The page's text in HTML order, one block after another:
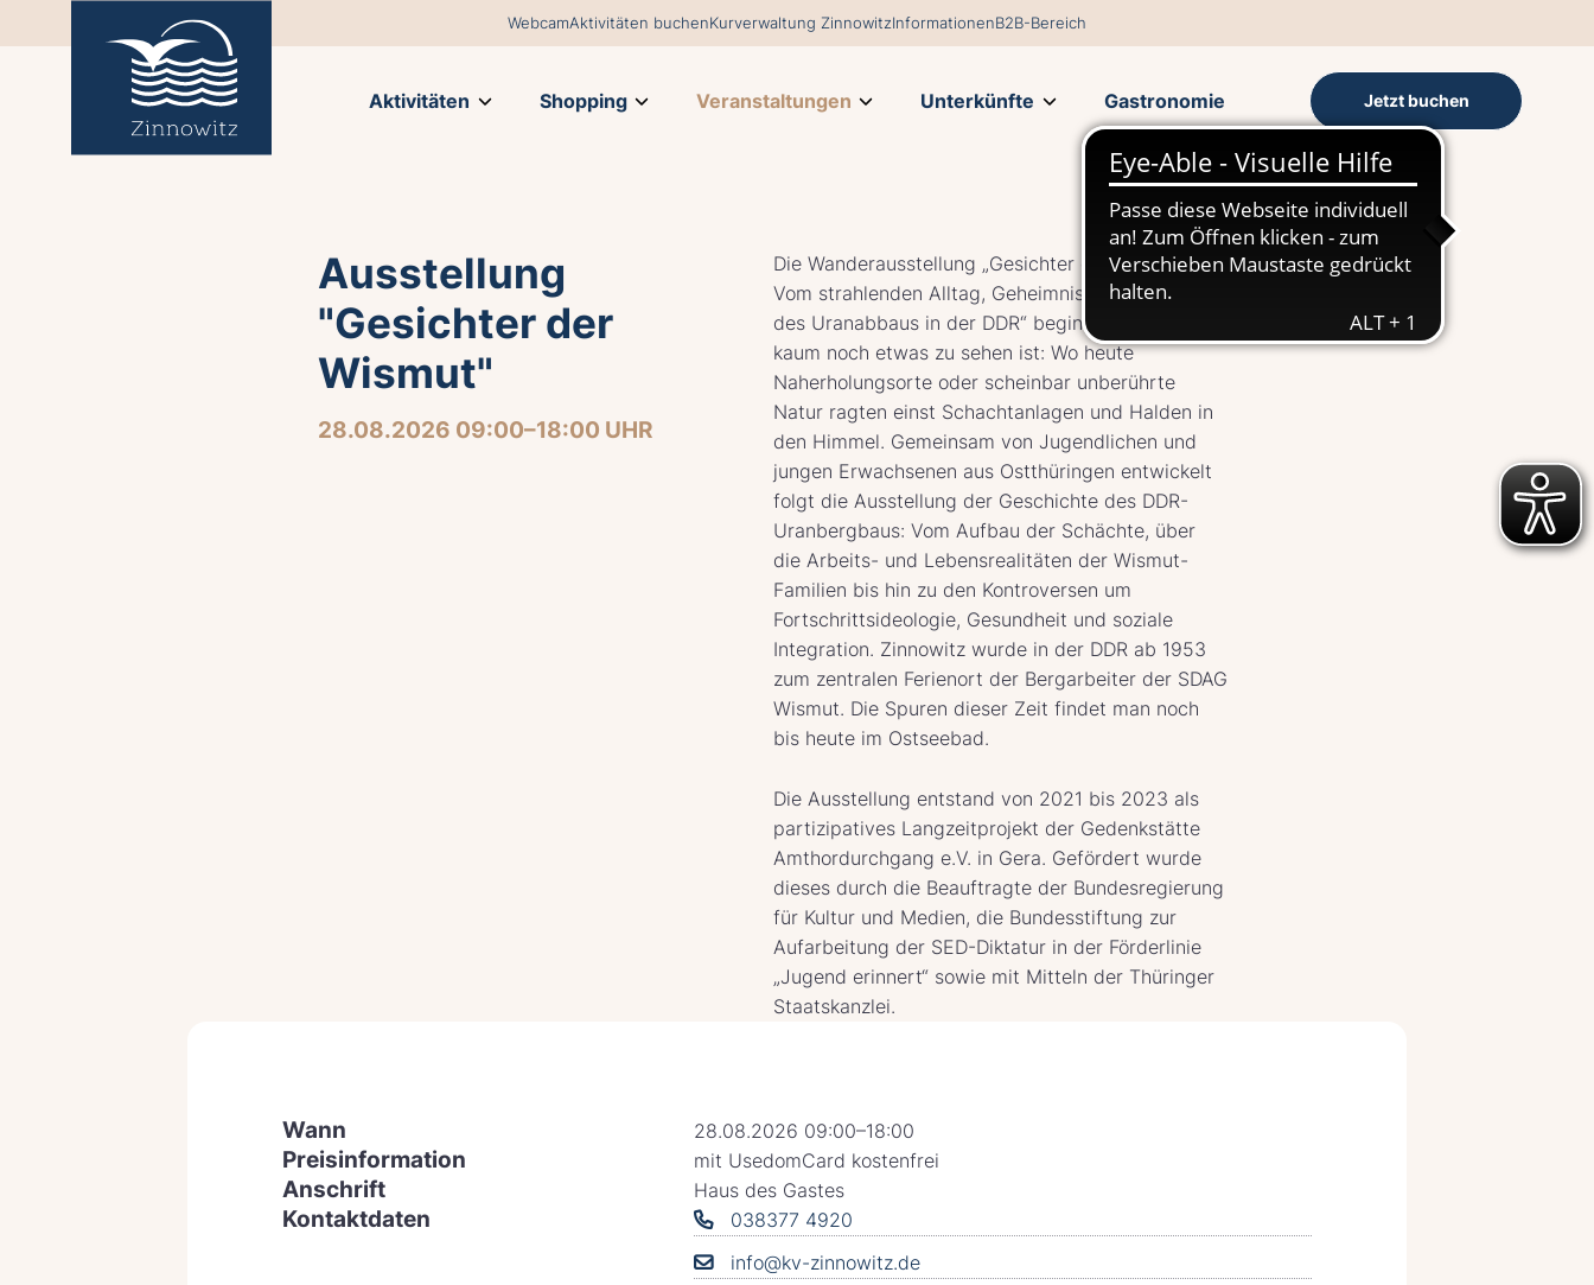
WebcamAktivitäten buchenKurverwaltung ZinnowitzInformationenB2B-Bereich
Aktivitäten Shopping Veranstaltungen Unterkünfte Gastronomie Jetzt buchen
28.08.2026 09:00–18:00 UHR
Ausstellung
"Gesichter der
Wismut"
Die Wanderausstellung „Gesichter der Wismut –
Vom strahlenden Alltag, Geheimnissen und Folgen
des Uranabbaus in der DDR“ beginnt dort, wo
kaum noch etwas zu sehen ist: Wo heute
Naherholungsorte oder scheinbar unberührte
Natur ragten einst Schachtanlagen und Halden in
den Himmel. Gemeinsam von Jugendlichen und
jungen Erwachsenen aus Ostthüringen entwickelt
folgt die Ausstellung der Geschichte des DDR-
Uranbergbaus: Vom Aufbau der Schächte, über
die Arbeits- und Lebensrealitäten der Wismut-
Familien bis hin zu den Kontroversen um
Fortschrittsideologie, Gesundheit und soziale
Integration. Zinnowitz wurde in der DDR ab 1953
zum zentralen Ferienort der Bergarbeiter der SDAG
Wismut. Die Spuren dieser Zeit findet man noch
bis heute im Ostseebad.
Die Ausstellung entstand von 2021 bis 2023 als
partizipatives Langzeitprojekt der Gedenkstätte
Amthordurchgang e.V. in Gera. Gefördert wurde
dieses durch die Beauftragte der Bundesregierung
für Kultur und Medien, die Bundesstiftung zur
Aufarbeitung der SED-Diktatur in der Förderlinie
„Jugend erinnert“ sowie mit Mitteln der Thüringer
Staatskanzlei.
Wann 28.08.2026 09:00–18:00
Preisinformation mit UsedomCard kostenfrei
Anschrift Haus des Gastes
Kontaktdaten
038377 4920
info@kv-zinnowitz.de